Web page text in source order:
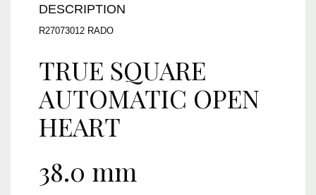
DESCRIPTION
R27073012 RADO
TRUE SQUARE
AUTOMATIC OPEN
HEART
R27073012
38.0 mm